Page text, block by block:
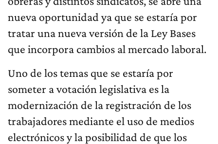
nueva oportunidad ya que se estaría por
tratar una nueva versión de la Ley Bases
que incorpora cambios al mercado laboral.
Uno de los temas que se estaría por
someter a votación legislativa es la
modernización de la registración de los
trabajadores mediante el uso de medios
electrónicos y la posibilidad de que los